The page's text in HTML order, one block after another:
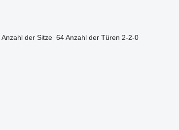
Anzahl der Sitze 64 Anzahl der Türen 2-2-0